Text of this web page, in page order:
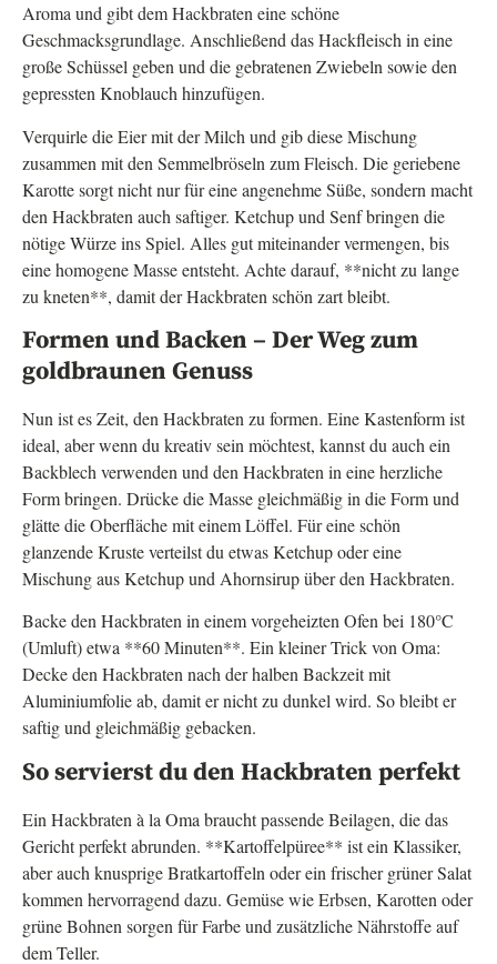
Aroma und gibt dem Hackbraten eine schöne
Geschmacksgrundlage. Anschließend das Hackfleisch in eine
große Schüssel geben und die gebratenen Zwiebeln sowie den
gepressten Knoblauch hinzufügen.
Verquirle die Eier mit der Milch und gib diese Mischung
zusammen mit den Semmelbröseln zum Fleisch. Die geriebene
Karotte sorgt nicht nur für eine angenehme Süße, sondern macht
den Hackbraten auch saftiger. Ketchup und Senf bringen die
nötige Würze ins Spiel. Alles gut miteinander vermengen, bis
eine homogene Masse entsteht. Achte darauf, **nicht zu lange
zu kneten**, damit der Hackbraten schön zart bleibt.
Formen und Backen – Der Weg zum
goldbraunen Genuss
Nun ist es Zeit, den Hackbraten zu formen. Eine Kastenform ist
ideal, aber wenn du kreativ sein möchtest, kannst du auch ein
Backblech verwenden und den Hackbraten in eine herzliche
Form bringen. Drücke die Masse gleichmäßig in die Form und
glätte die Oberfläche mit einem Löffel. Für eine schön
glanzende Kruste verteilst du etwas Ketchup oder eine
Mischung aus Ketchup und Ahornsirup über den Hackbraten.
Backe den Hackbraten in einem vorgeheizten Ofen bei 180°C
(Umluft) etwa **60 Minuten**. Ein kleiner Trick von Oma:
Decke den Hackbraten nach der halben Backzeit mit
Aluminiumfolie ab, damit er nicht zu dunkel wird. So bleibt er
saftig und gleichmäßig gebacken.
So servierst du den Hackbraten perfekt
Ein Hackbraten à la Oma braucht passende Beilagen, die das
Gericht perfekt abrunden. **Kartoffelpüree** ist ein Klassiker,
aber auch knusprige Bratkartoffeln oder ein frischer grüner Salat
kommen hervorragend dazu. Gemüse wie Erbsen, Karotten oder
grüne Bohnen sorgen für Farbe und zusätzliche Nährstoffe auf
dem Teller.